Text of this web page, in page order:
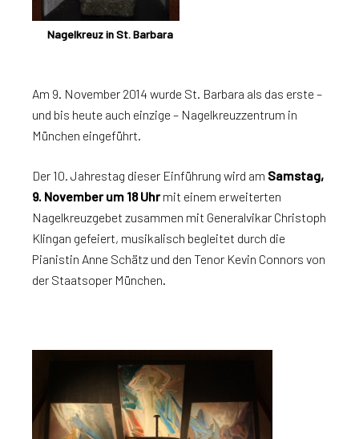
Nagelkreuz in St. Barbara
Am 9. November 2014 wurde St. Barbara als das erste –
und bis heute auch einzige – Nagelkreuzzentrum in
München eingeführt.
Der 10. Jahrestag dieser Einführung wird am Samstag,
9. November um 18 Uhrmit einem erweiterten
Nagelkreuzgebet zusammen mit Generalvikar Christoph
Klingan gefeiert, musikalisch begleitet durch die
Pianistin Anne Schätz und den Tenor Kevin Connors von
der Staatsoper München.